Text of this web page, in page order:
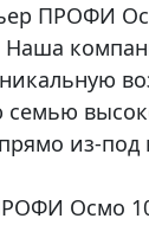
ПРОФИ
Наша
семью
из-под
Осмо